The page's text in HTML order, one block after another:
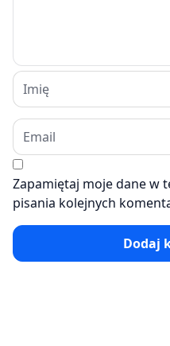
Zapamiętaj moje dane w
pisania kolejnych
Dodaj